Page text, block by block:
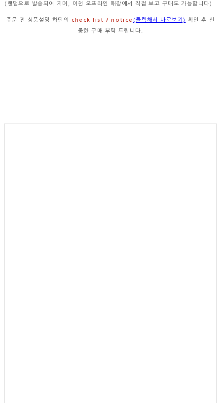
(랜덤으로 발송되어 지며, 이천 오프라인 매장에서 직접 보고 구매도 가능합니다)
주문 전 상품설명 하단의 check list / notice (클릭해서 바로보기)
확인 후 신
중한 구매 부탁 드립니다.